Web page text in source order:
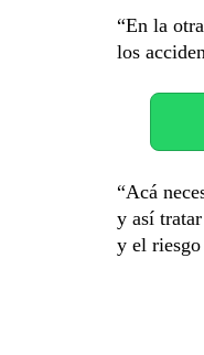
“En la
los
“Acá
y así
y el